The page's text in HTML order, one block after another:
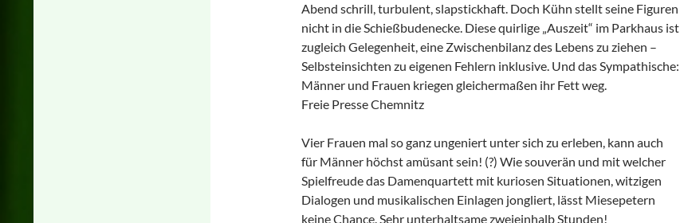
Abend schrill, turbulent, slapstickhaft. Doch Kühn stellt seine Figuren
nicht in die Schießbudenecke. Diese quirlige „Auszeit“ im Parkhaus ist
zugleich Gelegenheit, eine Zwischenbilanz des Lebens zu ziehen –
Selbsteinsichten zu eigenen Fehlern inklusive. Und das Sympathische:
Männer und Frauen kriegen gleichermaßen ihr Fett weg.
Freie Presse Chemnitz
Vier Frauen mal so ganz ungeniert unter sich zu erleben, kann auch
für Männer höchst amüsant sein! (?) Wie souverän und mit welcher
Spielfreude das Damenquartett mit kuriosen Situationen, witzigen
Dialogen und musikalischen Einlagen jongliert, lässt Miesepetern
keine Chance. Sehr unterhaltsame zweieinhalb Stunden!